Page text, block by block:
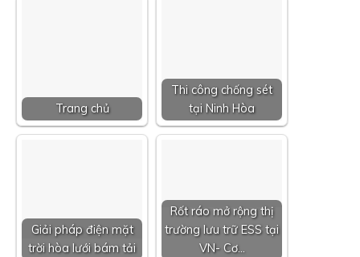
Trang chủ
Thi công chống sét
tại Ninh Hòa
Giải pháp điện mặt
trời hòa lưới bám tải
Rốt ráo mở rộng thị
trường lưu trữ ESS tại
VN- Cơ…